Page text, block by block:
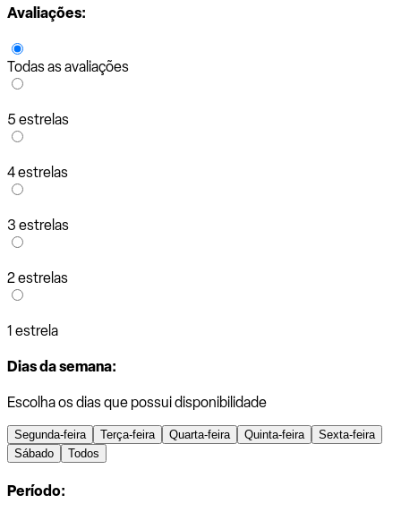
Avaliações:
Todas as avaliações
5 estrelas
4 estrelas
3 estrelas
2 estrelas
1 estrela
Dias da semana:
Escolha os dias que possui disponibilidade
Segunda-feira Terça-feira Quarta-feira Quinta-feira
Sexta-feira
Sábado
Todos
Período: